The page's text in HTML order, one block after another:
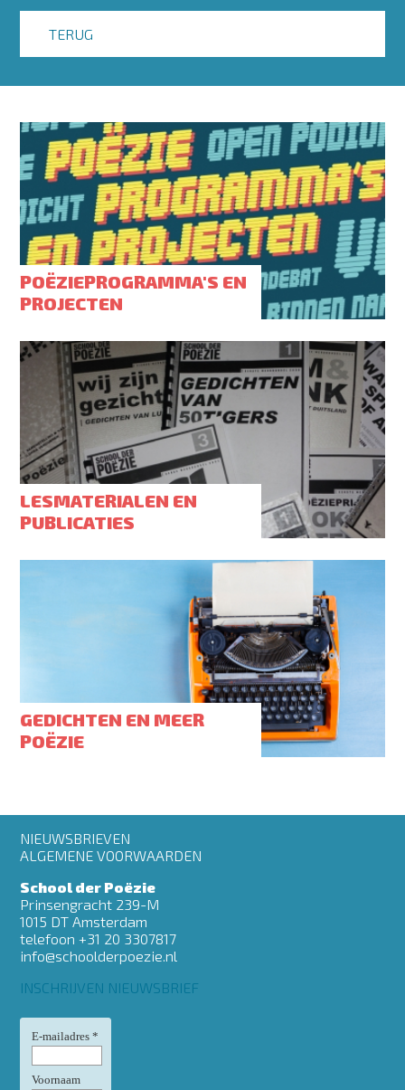
TERUG
POËZIEPROGRAMMA'S EN
PROJECTEN
LESMATERIALEN EN
PUBLICATIES
GEDICHTEN EN MEER
POËZIE
Footer
menu
NIEUWSBRIEVEN
ALGEMENE VOORWAARDEN
School der Poëzie
Prinsengracht 239-M
1015 DT Amsterdam
telefoon +31 20 3307817
info@schoolderpoezie.nl
INSCHRIJVEN NIEUWSBRIEF